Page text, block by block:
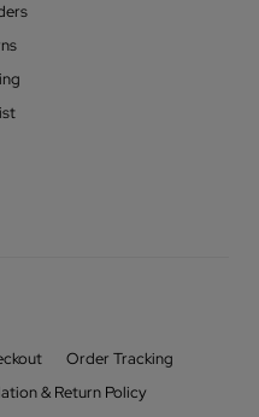
Order Tracking
& Return Policy